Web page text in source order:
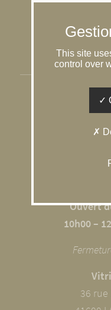
41600
Ouvert
10h00 –
36
This site
control over